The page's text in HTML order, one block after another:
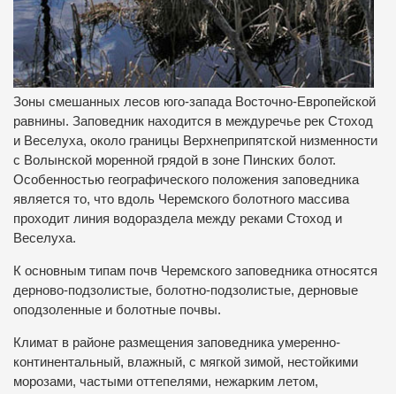
Зоны смешанных лесов юго-запада Восточно-Европейской
равнины. Заповедник находится в междуречье рек Стоход
и Веселуха, около границы Верхнеприпятской низменности
с Волынской моренной грядой в зоне Пинских болот.
Особенностью географического положения заповедника
является то, что вдоль Черемского болотного массива
проходит линия водораздела между реками Стоход и
Веселуха.
К основным типам почв Черемского заповедника относятся
дерново-подзолистые, болотно-подзолистые, дерновые
оподзоленные и болотные почвы.
Климат в районе размещения заповедника умеренно-
континентальный, влажный, с мягкой зимой, нестойкими
морозами, частыми оттепелями, нежарким летом,